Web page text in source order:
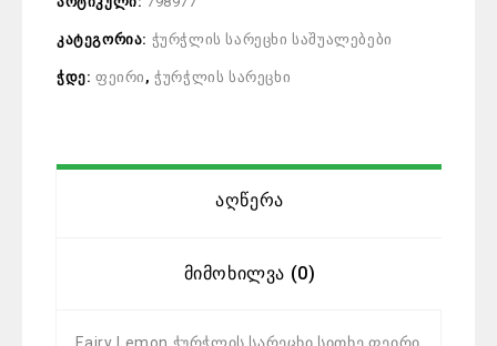
კატეგორია: ჭურჭლის სარეცხი საშუალებები
ჭდე: ფეირი ,ჭურჭლის სარეცხი
Აღწერა
Მიმოხილვა (0)
Fairy Lemon ჭურჭლის სარეცხი სითხე ფეირი